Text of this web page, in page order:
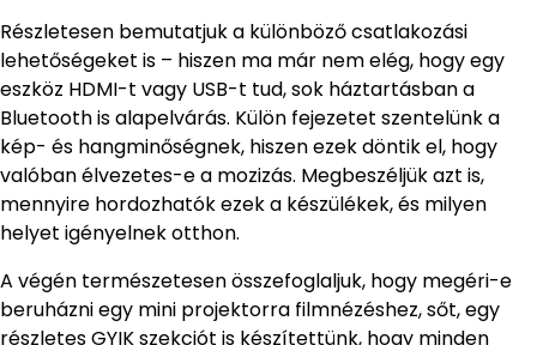
Részletesen bemutatjuk a különböző csatlakozási
lehetőségeket is – hiszen ma már nem elég, hogy egy
eszköz HDMI-t vagy USB-t tud, sok háztartásban a
Bluetooth is alapelvárás. Külön fejezetet szentelünk a
kép- és hangminőségnek, hiszen ezek döntik el, hogy
valóban élvezetes-e a mozizás. Megbeszéljük azt is,
mennyire hordozhatók ezek a készülékek, és milyen
helyet igényelnek otthon.
A végén természetesen összefoglaljuk, hogy megéri-e
beruházni egy mini projektorra filmnézéshez, sőt, egy
részletes GYIK szekciót is készítettünk, hogy minden